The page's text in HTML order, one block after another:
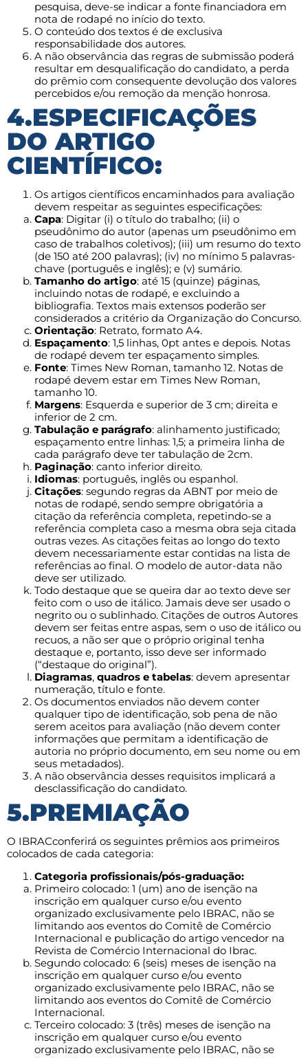
pesquisa, deve-se indicar a fonte financiadora em
nota de rodapé no início do texto.
O conteúdo dos textos é de exclusiva
responsabilidade dos autores.
A não observância das regras de submissão poderá
resultar em desqualificação do candidato, a perda
do prêmio com consequente devolução dos valores
percebidos e/ou remoção da menção honrosa.
4.ESPECIFICAÇÕES
DO ARTIGO
CIENTÍFICO:
Os artigos científicos encaminhados para avaliação
devem respeitar as seguintes especificações:
Capa: Digitar (i) o título do trabalho; (ii) o
pseudônimo do autor (apenas um pseudônimo em
caso de trabalhos coletivos); (iii) um resumo do texto
(de 150 até 200 palavras); (iv) no mínimo 5 palavras-
chave (português e inglês); e (v) sumário.
Tamanho do artigo: até 15 (quinze) páginas,
incluindo notas de rodapé, e excluindo a
bibliografia. Textos mais extensos poderão ser
considerados a critério da Organização do Concurso.
Orientação: Retrato, formato A4.
Espaçamento: 1,5 linhas, 0pt antes e depois. Notas
de rodapé devem ter espaçamento simples.
Fonte: Times New Roman, tamanho 12. Notas de
rodapé devem estar em Times New Roman,
tamanho 10.
Margens: Esquerda e superior de 3 cm; direita e
inferior de 2 cm.
Tabulação e parágrafo: alinhamento justificado;
espaçamento entre linhas: 1,5; a primeira linha de
cada parágrafo deve ter tabulação de 2cm.
Paginação: canto inferior direito.
Idiomas: português, inglês ou espanhol.
Citações: segundo regras da ABNT por meio de
notas de rodapé, sendo sempre obrigatória a
citação da referência completa, repetindo-se a
referência completa caso a mesma obra seja citada
outras vezes. As citações feitas ao longo do texto
devem necessariamente estar contidas na lista de
referências ao final. O modelo de autor-data não
deve ser utilizado.
Todo destaque que se queira dar ao texto deve ser
feito com o uso de itálico. Jamais deve ser usado o
negrito ou o sublinhado. Citações de outros Autores
devem ser feitas entre aspas, sem o uso de itálico ou
recuos, a não ser que o próprio original tenha
destaque e, portanto, isso deve ser informado
(“destaque do original”).
Diagramas, quadros e tabelas: devem apresentar
numeração, título e fonte.
Os documentos enviados não devem conter
qualquer tipo de identificação, sob pena de não
serem aceitos para avaliação (não devem conter
informações que permitam a identificação de
autoria no próprio documento, em seu nome ou em
seus metadados).
A não observância desses requisitos implicará a
desclassificação do candidato.
5.PREMIAÇÃO
O IBRACconferirá os seguintes prêmios aos primeiros
colocados de cada categoria:
Categoria profissionais/pós-graduação:
Primeiro colocado: 1 (um) ano de isenção na
inscrição em qualquer curso e/ou evento
organizado exclusivamente pelo IBRAC, não se
limitando aos eventos do Comitê de Comércio
Internacional e publicação do artigo vencedor na
Revista de Comércio Internacional do Ibrac.
Segundo colocado: 6 (seis) meses de isenção na
inscrição em qualquer curso e/ou evento
organizado exclusivamente pelo IBRAC, não se
limitando aos eventos do Comitê de Comércio
Internacional.
Terceiro colocado: 3 (três) meses de isenção na
inscrição em qualquer curso e/ou evento
organizado exclusivamente pelo IBRAC, não se